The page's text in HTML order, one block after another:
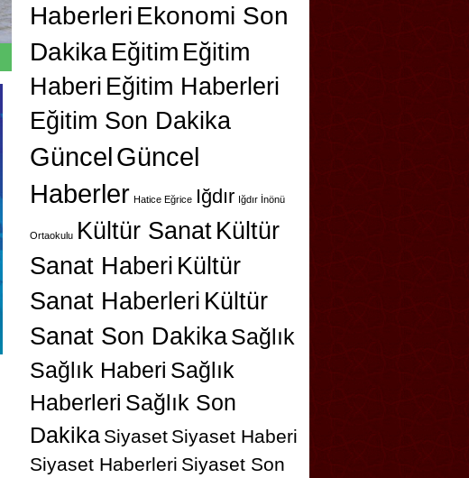
Haberleri Ekonomi Son
Dakika Eğitim Eğitim
Haberi Eğitim Haberleri
Eğitim Son Dakika
GüncelGüncel
Haberler Hatice Eğrice Iğdır Iğdır İnönü
Ortaokulu Kültür SanatKültür
Sanat Haberi Kültür
Sanat Haberleri Kültür
Sanat Son DakikaSağlık
Sağlık Haberi Sağlık
Haberleri Sağlık Son
Dakika Siyaset Siyaset Haberi
Siyaset Haberleri Siyaset Son